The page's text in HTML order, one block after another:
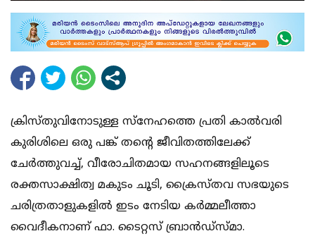
ക്രിസ്തുവിനോടുള്ള സ്‌നേഹത്തെ പ്രതി കാല്‍വരി
കുരിശിലെ ഒരു പങ്ക് തന്റെ ജീവിതത്തിലേക്ക്
ചേര്‍ത്തുവച്ച്, വീരോചിതമായ സഹനങ്ങളിലൂടെ
രക്തസാക്ഷിത്വ മകുടം ചൂടി, ക്രൈസ്തവ സഭയുടെ
ചരിത്രതാളുകളില്‍ ഇടം നേടിയ കര്‍മ്മലീത്താ
വൈദീകനാണ് ഫാ. ടൈറ്റസ് ബ്രാന്‍ഡ്‌സ്മാ.